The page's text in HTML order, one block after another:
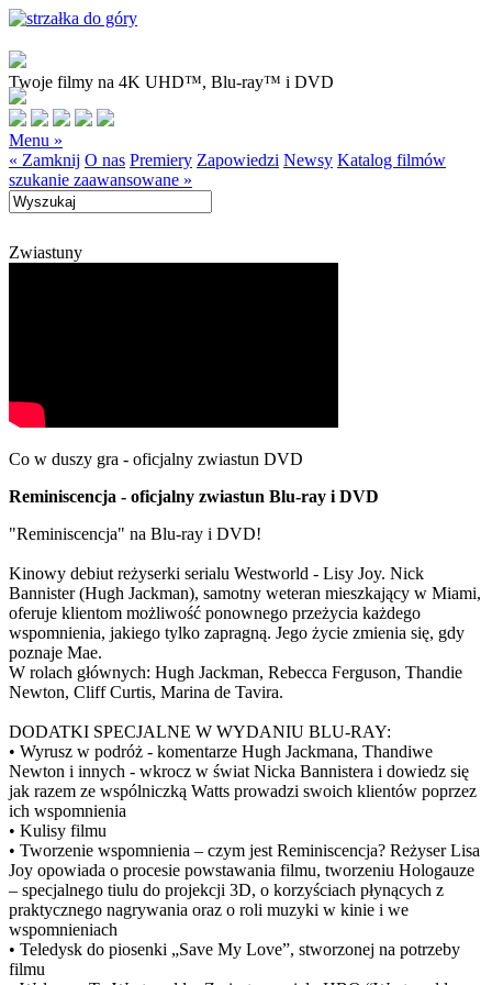
Twoje filmy na 4K UHD™, Blu-ray™ i DVD
Menu »
« Zamknij O nas Premiery Zapowiedzi Newsy Katalog filmów
szukanie zaawansowane »
Zwiastuny
Co w duszy gra - oficjalny zwiastun DVD
Reminiscencja - oficjalny zwiastun Blu-ray i DVD
"Reminiscencja" na Blu-ray i DVD!
Kinowy debiut reżyserki serialu Westworld - Lisy Joy. Nick
Bannister (Hugh Jackman), samotny weteran mieszkający w Miami,
oferuje klientom możliwość ponownego przeżycia każdego
wspomnienia, jakiego tylko zapragną. Jego życie zmienia się, gdy
poznaje Mae.
W rolach głównych: Hugh Jackman, Rebecca Ferguson, Thandie
Newton, Cliff Curtis, Marina de Tavira.
DODATKI SPECJALNE W WYDANIU BLU-RAY:
• Wyrusz w podróż - komentarze Hugh Jackmana, Thandiwe
Newton i innych - wkrocz w świat Nicka Bannistera i dowiedz się
jak razem ze wspólniczką Watts prowadzi swoich klientów poprzez
ich wspomnienia
• Kulisy filmu
• Tworzenie wspomnienia – czym jest Reminiscencja? Reżyser Lisa
Joy opowiada o procesie powstawania filmu, tworzeniu Hologauze
– specjalnego tiulu do projekcji 3D, o korzyściach płynących z
praktycznego nagrywania oraz o roli muzyki w kinie i we
wspomnieniach
• Teledysk do piosenki „Save My Love”, stworzonej na potrzeby
filmu